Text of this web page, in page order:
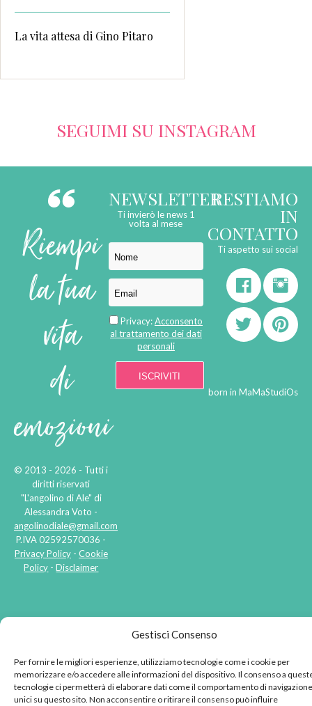
Gestisci Consenso
Per fornire le migliori esperienze, utilizziamo tecnologie come i cookie per
memorizzare e/o accedere alle informazioni del dispositivo. Il consenso a
tecnologie ci permetterà di elaborare dati come il comportamento di
unici su questo sito. Non acconsentire o ritirare il consenso può influire
La vita attesa di Gino Pitaro
SEGUIMI SU INSTAGRAM
Riempi
la tua
vita
di
emozioni
© 2013 - 2026 - Tutti i
diritti riservati
"L'angolino di Ale" di
Alessandra Voto -
angolinodiale@gmail.com
P.IVA 02592570036 -
Privacy Policy- Cookie
Policy -Disclaimer
NEWSLETTER
Ti invierò le news 1
volta al mese
Privacy:Acconsento
al trattamento dei dati
personali
RESTIAMO
IN
CONTATTO
Ti aspetto sui social
born in MaMaStudiOs